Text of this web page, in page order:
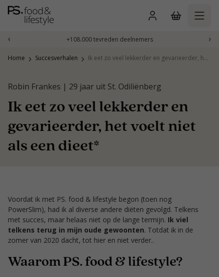
Naar
inhoud
‹ +108.000 tevreden deelnemers ›
Home Succesverhalen Ik eet zo veel lekkerder en gevarieerder, het voelt niet als een dieet*
Robin Frankes | 29 jaar uit St. Odiliënberg
Ik eet zo veel lekkerder en
gevarieerder, het voelt niet
als een dieet*
Voordat ik met PS. food & lifestyle begon (toen nog
PowerSlim), had ik al diverse andere diëten gevolgd. Telkens
met succes, maar helaas niet op de lange termijn. Ik viel
telkens terug in mijn oude gewoonten. Totdat ik in de
zomer van 2020 dacht, tot hier en niet verder..
Waarom PS. food & lifestyle?